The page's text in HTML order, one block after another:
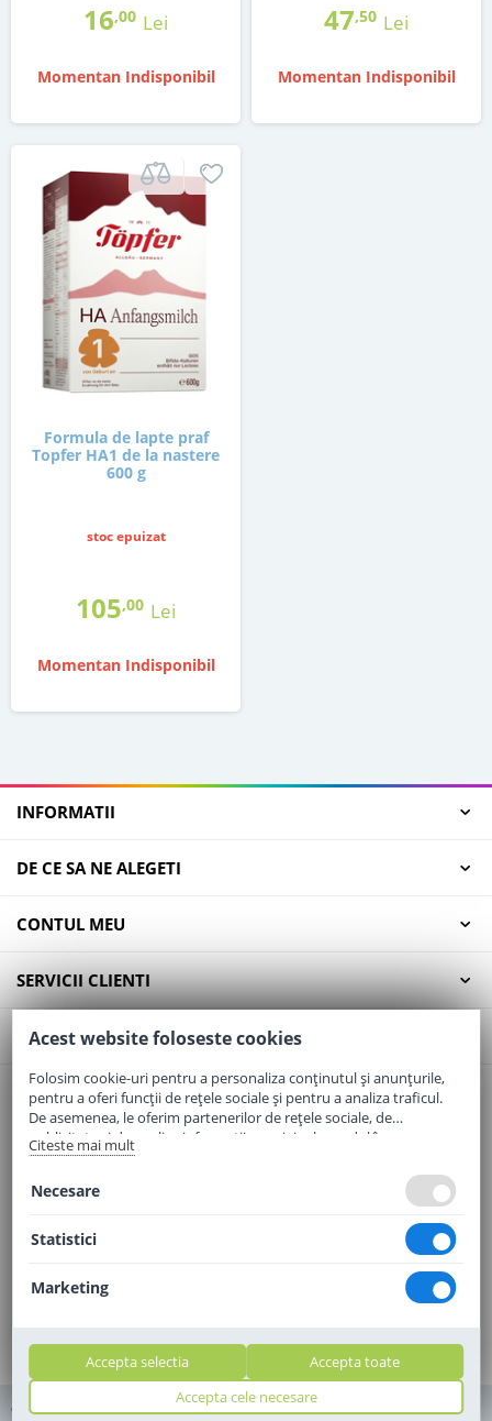
16,00 Lei
Momentan Indisponibil
47,50 Lei
Momentan Indisponibil
Formula de lapte praf
Topfer HA1 de la nastere
600 g
stoc epuizat
105,00 Lei
Momentan Indisponibil
INFORMATII
DE CE SA NE ALEGETI
CONTUL MEU
SERVICII CLIENTI
CONTACT
Email:office@elaptepraf.ro
Telefon:0745-964-449
Adresa:Sos. Borsului, Nr. 20, Oradea, Jud. Bihor
© 2010 - 2010 - 2026 elaptepraf.ro. Toate drepturile rezervate
Acest website foloseste cookies
Folosim cookie-uri pentru a personaliza conținutul și anunțurile,
pentru a oferi funcții de rețele sociale și pentru a analiza traficul.
De asemenea, le oferim partenerilor de rețele sociale, de
publicitate și de analize informații cu privire la modul în care
folosiți site-ul nostru. Aceștia le pot combina cu alte informații
Citeste mai mult
Necesare
Statistici
Marketing
Accepta cele necesare
Accepta selectia Accepta toate